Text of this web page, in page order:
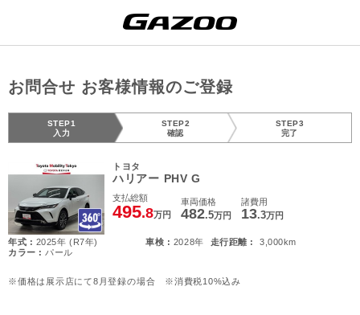
お問合せ お客様情報のご登録
STEP1
入力
STEP2
確認
STEP3
完了
トヨタ
ハリアー PHV G
支払総額
495.8万円
車両価格
482.5万円
諸費用
13.3万円
年式 : 2025年 (R7年) 車検 : 2028年 走行距離 :
3,000km
カラー : パール
※価格は展示店にて8月登録の場合 ※消費税10%込み